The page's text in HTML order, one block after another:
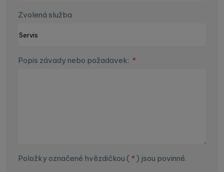
Zvolená služba
Popis závady nebo požadavek: *
Položky označené hvězdičkou ( *) jsou povinné.